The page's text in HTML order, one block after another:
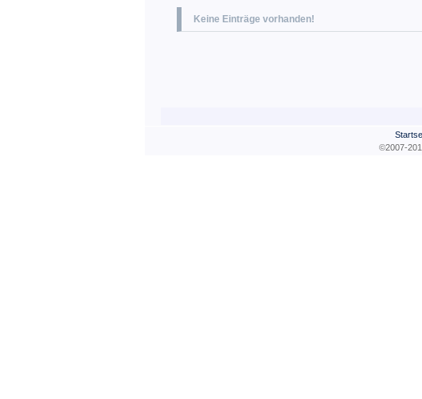
Keine Einträge vorhanden!
©2007-